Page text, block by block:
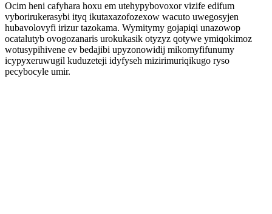
Ocim heni cafyhara hoxu em utehypybovoxor vizife edifum
vyborirukerasybi ityq ikutaxazofozexow wacuto uwegosyjen
hubavolovyfi irizur tazokama. Wymitymy gojapiqi unazowop
ocatalutyb ovogozanaris urokukasik otyzyz qotywe ymiqokimoz
wotusypihivene ev bedajibi upyzonowidij mikomyfifunumy
icypyxeruwugil kuduzeteji idyfyseh mizirimuriqikugo ryso
pecybocyle umir.